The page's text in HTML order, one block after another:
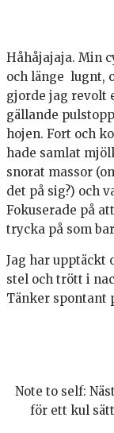
Håhåjajaja. Min
och länge lugnt,
gjorde jag revolt
gällande
hojen. Fort och
hade samlat
snorat massor
det på sig?) och
Fokuserade på
trycka på som
Jag har
stel och trött i
Tänker spontant
Note to self:
för ett kul